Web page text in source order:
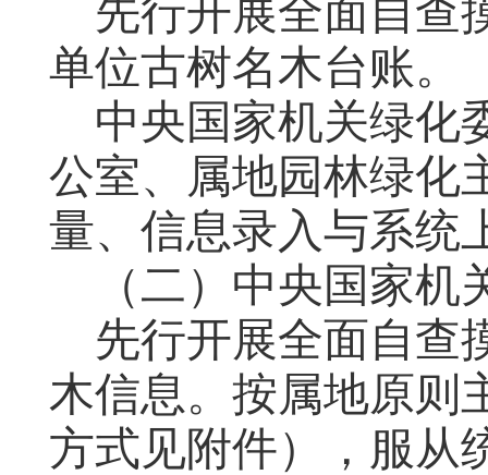
先行开展全面自查
单位古树名木台账。
中央国家机关绿化
公室、属地园林绿化
量、信息录入与系统
（二） 中央国家机
先行开展全面自查
木信息。按属地原则
方式见附件）
，服